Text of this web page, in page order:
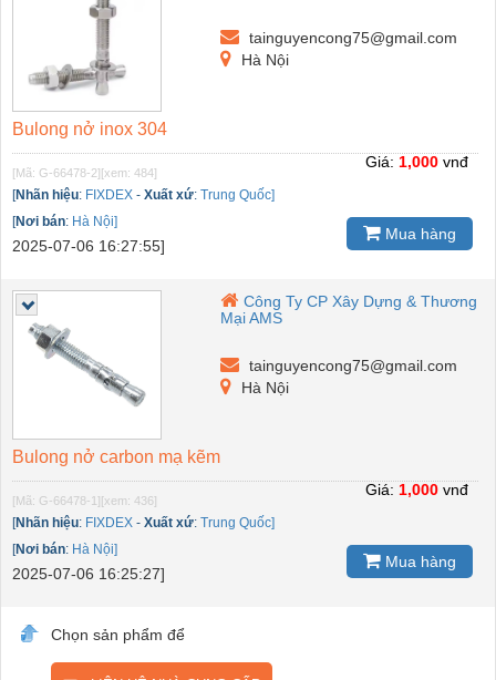
tainguyencong75@gmail.com
Hà Nội
Bulong nở inox 304
[Mã: G-66478-2][xem: 484]
[Nhãn hiệu: FIXDEX - Xuất xứ: Trung Quốc]
[Nơi bán: Hà Nội]
2025-07-06 16:27:55]
Giá: 1,000 vnđ
Mua hàng
Công Ty CP Xây Dựng & Thương
Mại AMS
tainguyencong75@gmail.com
Hà Nội
Bulong nở carbon mạ kẽm
[Mã: G-66478-1][xem: 436]
[Nhãn hiệu: FIXDEX - Xuất xứ: Trung Quốc]
[Nơi bán: Hà Nội]
2025-07-06 16:25:27]
Giá: 1,000 vnđ
Mua hàng
Chọn sản phẩm để